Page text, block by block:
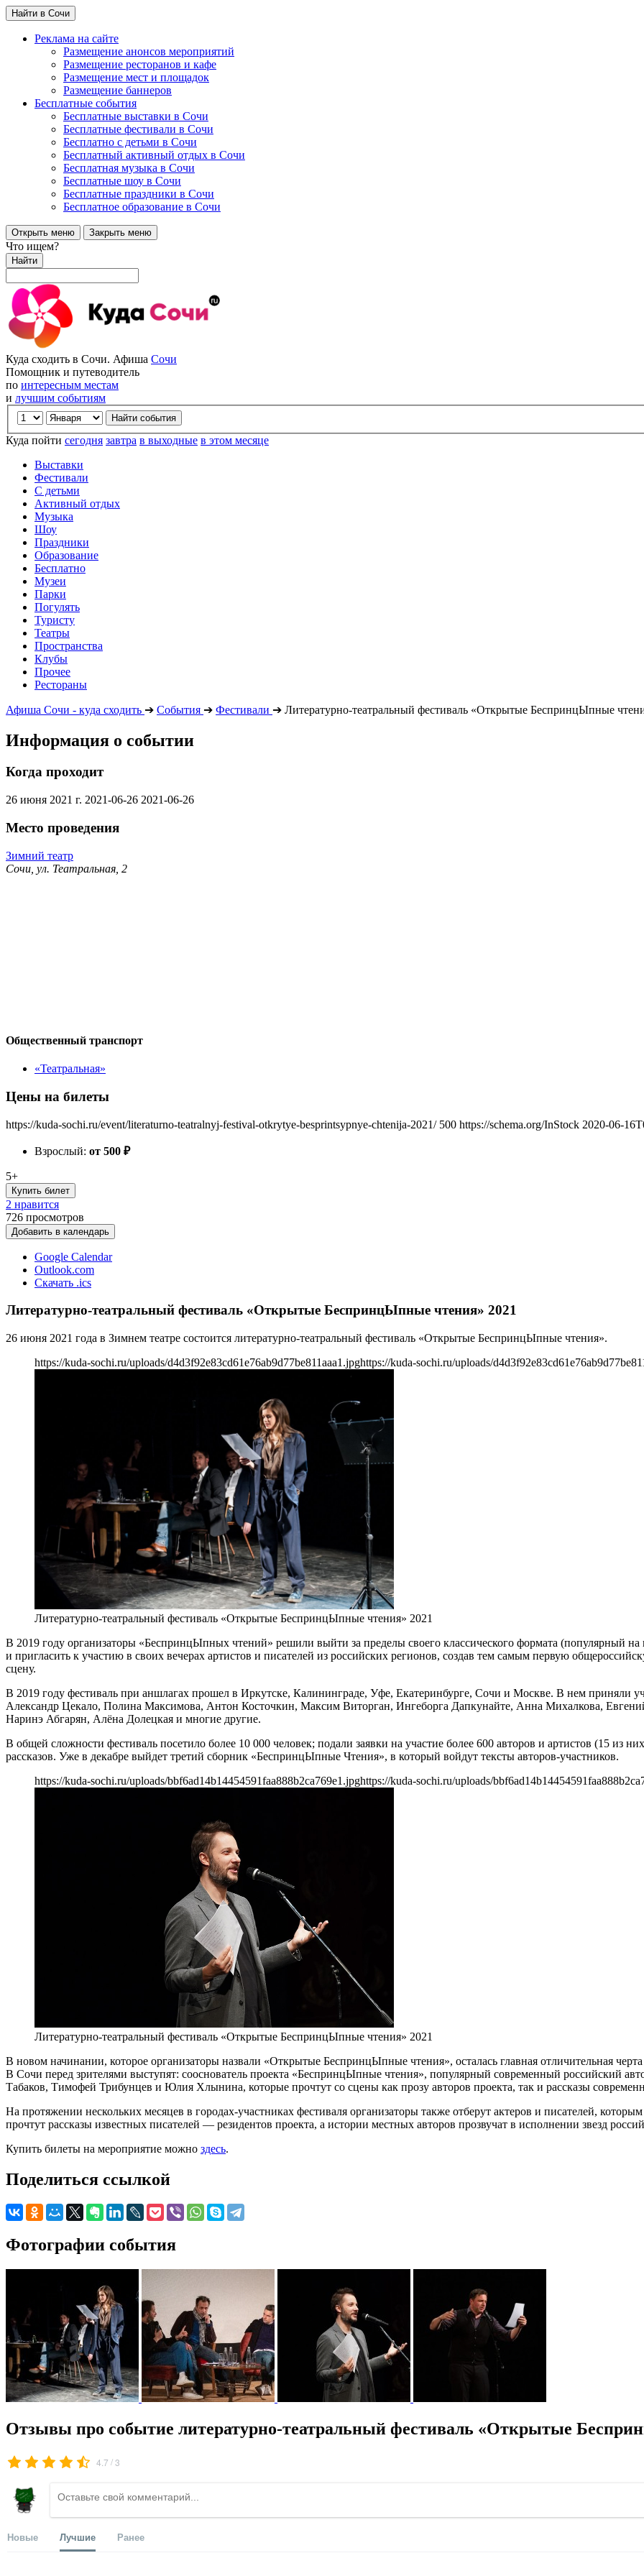
Найти в Сочи
Реклама на сайте
Размещение анонсов мероприятий
Размещение ресторанов и кафе
Размещение мест и площадок
Размещение баннеров
Бесплатные события
Бесплатные выставки в Сочи
Бесплатные фестивали в Сочи
Бесплатно с детьми в Сочи
Бесплатный активный отдых в Сочи
Бесплатная музыка в Сочи
Бесплатные шоу в Сочи
Бесплатные праздники в Сочи
Бесплатное образование в Сочи
Открыть меню Закрыть меню
Что ищем?
Найти
Куда сходить в Сочи. Афиша Сочи
Помощник и путеводитель
по интересным местам
и лучшим событиям
Куда пойти сегодня завтра в выходные в этом месяце
Выставки
Фестивали
С детьми
Активный отдых
Музыка
Шоу
Праздники
Образование
Бесплатно
Музеи
Парки
Погулять
Туристу
Театры
Пространства
Клубы
Прочее
Рестораны
Афиша Сочи - куда сходить ➔ События ➔ Фестивали ➔ Литературно-театральный фестиваль «Открытые БеспринцЫпные
Информация о событии
Когда проходит
26 июня 2021 г. 2021-06-26 2021-06-26
Место проведения
Зимний театр
Сочи, ул. Театральная, 2
Общественный транспорт
«Театральная»
Цены на билеты
https://kuda-sochi.ru/event/literaturno-teatralnyj-festival-otkrytye-besprintsypnye-chtenija-2021/ 500 https://schema.org/InStock 2020-06-
Взрослый: от 500 ₽
5+
Купить билет
2 нравится
726 просмотров
Добавить в календарь
Google Calendar
Outlook.com
Скачать .ics
Литературно-театральный фестиваль «Открытые БеспринцЫпные чтения» 2021
26 июня 2021 года в Зимнем театре состоится литературно-театральный фестиваль «Открытые БеспринцЫпные чтения».
https://kuda-sochi.ru/uploads/d4d3f92e83cd61e76ab9d77be811aaa1.jpghttps://kuda-sochi.ru/uploads/
Литературно-театральный фестиваль «Открытые БеспринцЫпные чтения» 2021
В 2019 году организаторы «БеспринцЫпных чтений» решили выйти за пределы своего классического формата (популярный на
и пригласить к участию в своих вечерах артистов и писателей из российских регионов, создав тем самым первую
сцену.
В 2019 году фестиваль при аншлагах прошел в Иркутске, Калининграде, Уфе, Екатеринбурге, Сочи и Москве. В нем приняли
Александр Цекало, Полина Максимова, Антон Косточкин, Максим Виторган, Ингеборга Дапкунайте, Анна Михалкова,
Наринэ Абгарян, Алёна Долецкая и многие другие.
В общей сложности фестиваль посетило более 10 000 человек; подали заявки на участие более 600 авторов и артистов (15 из
рассказов. Уже в декабре выйдет третий сборник «БеспринцЫпные Чтения», в который войдут тексты авторов-участников.
https://kuda-sochi.ru/uploads/bbf6ad14b14454591faa888b2ca769e1.jpghttps://kuda-sochi.ru/uploads/
Литературно-театральный фестиваль «Открытые БеспринцЫпные чтения» 2021
В новом начинании, которое организаторы назвали «Открытые БеспринцЫпные чтения», осталась главная отличительная
В Сочи перед зрителями выступят: сооснователь проекта «БеспринцЫпные чтения», популярный современный российский
Табаков, Тимофей Трибунцев и Юлия Хлынина, которые прочтут со сцены как прозу авторов проекта, так и рассказы
На протяжении нескольких месяцев в городах-участниках фестиваля организаторы также отберут актеров и писателей,
прочтут рассказы известных писателей — резидентов проекта, а истории местных авторов прозвучат в исполнении звезд
Купить билеты на мероприятие можно здесь.
Поделиться ссылкой
Фотографии события
Отзывы про событие литературно-театральный фестиваль «Открытые
4.7 /3
Новые Лучшие Ранее